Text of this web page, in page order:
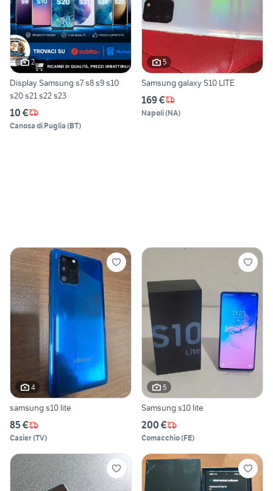
2
Display Samsung s7 s8 s9 s10
s20 s21 s22 s23
10 €
Canosa di Puglia (BT)
5
Samsung galaxy S10 LITE
169 €
Napoli(NA)
4
samsung s10 lite
85 €
Casier(TV)
5
Samsung s10 lite
200 €
Comacchio(FE)